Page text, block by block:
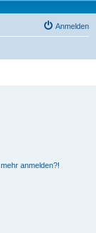
Anmelden
anmelden?!